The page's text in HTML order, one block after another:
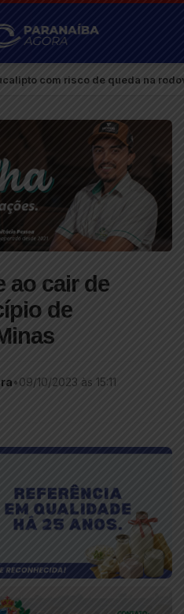
risco de queda na rodovia de
ao cair de
de
•09/10/2023 às 15:11